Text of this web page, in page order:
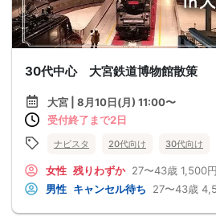
30代中心 大宮鉄道博物館散策
大宮 | 8月10日(月) 11:00〜
受付終了まで2日
ナビスタ 20代向け 30代向け
女性 残りわずか 27〜43歳 1,500円
男性 キャンセル待ち 27〜43歳